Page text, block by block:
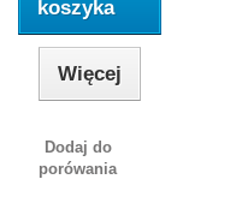
koszyka
Więcej
Dodaj do
porówania